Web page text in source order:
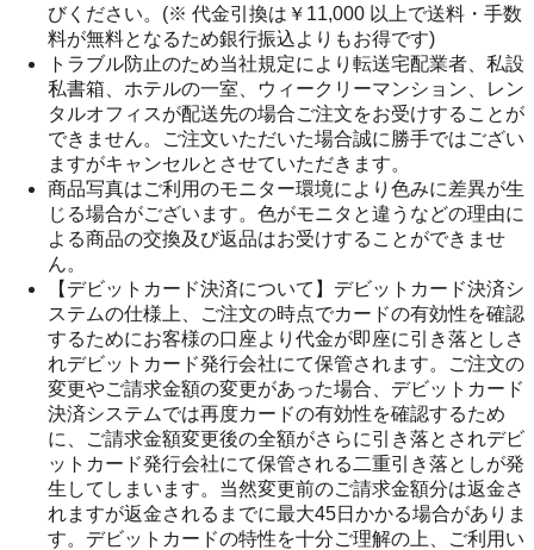
びください。(※ 代金引換は￥11,000 以上で送料・手数
料が無料となるため銀行振込よりもお得です)
トラブル防止のため当社規定により転送宅配業者、私設
私書箱、ホテルの一室、ウィークリーマンション、レン
タルオフィスが配送先の場合ご注文をお受けすることが
できません。ご注文いただいた場合誠に勝手ではござい
ますがキャンセルとさせていただきます。
商品写真はご利用のモニター環境により色みに差異が生
じる場合がございます。色がモニタと違うなどの理由に
よる商品の交換及び返品はお受けすることができませ
ん。
【デビットカード決済について】デビットカード決済シ
ステムの仕様上、ご注文の時点でカードの有効性を確認
するためにお客様の口座より代金が即座に引き落としさ
れデビットカード発行会社にて保管されます。ご注文の
変更やご請求金額の変更があった場合、デビットカード
決済システムでは再度カードの有効性を確認するため
に、ご請求金額変更後の全額がさらに引き落とされデビ
ットカード発行会社にて保管される二重引き落としが発
生してしまいます。当然変更前のご請求金額分は返金さ
れますが返金されるまでに最大45日かかる場合がありま
す。デビットカードの特性を十分ご理解の上、ご利用い